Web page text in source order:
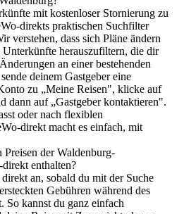
mit kostenloser Stornierung zu
direkts praktischen Suchfilter
verstehen, dass sich Pläne ändern
Unterkünfte herauszufiltern, die dir
an einer bestehenden
deinem Gastgeber eine
zu „Meine Reisen", klicke auf
dann auf „Gastgeber kontaktieren".
oder nach flexiblen
direkt macht es einfach, mit
der Waldenburg-
enthalten?
an, sobald du mit der Suche
Gebühren während des
So kannst du ganz einfach